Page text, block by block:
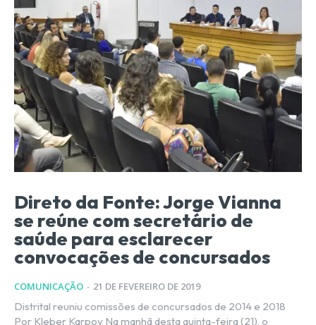
Direto da Fonte: Jorge Vianna
se reúne com secretário de
saúde para esclarecer
convocações de concursados
COMUNICAÇÃO - 21 DE FEVEREIRO DE 2019
Distrital reuniu comissões de concursados de 2014 e 2018
Por Kleber Karpov Na manhã desta quinta-feira (21), o